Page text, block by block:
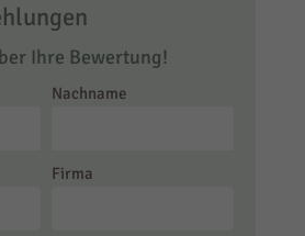
Ihre Bewertung!
Nachname
Firma